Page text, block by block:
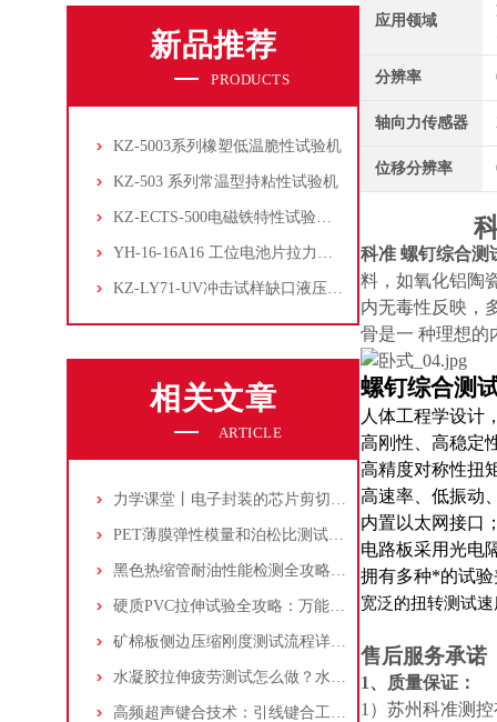
新品推荐
PRODUCTS
KZ-5003系列橡塑低温脆性试验机
KZ-503 系列常温型持粘性试验机
KZ-ECTS-500电磁铁特性试验系统
YH-16-16A16 工位电池片拉力试验机
KZ-LY71-UV冲击试样缺口液压拉床
相关文章
ARTICLE
力学课堂丨电子封装的芯片剪切测试方法及操作步骤
PET薄膜弹性模量和泊松比测试方法：电子万能试验机+视频引伸计，流程解析！
黑色热缩管耐油性能检测全攻略：万能拉力试验机实验方案
硬质PVC拉伸试验全攻略：万能材料试验机的使用与性能分析
矿棉板侧边压缩刚度测试流程详解：材料拉力测试机操作步骤解析!
水凝胶拉伸疲劳测试怎么做？水浴环境下循环拉伸方案详解
高频超声键合技术：引线键合工艺优化与质量检测方法
应用领域
分辨率
轴向力传感器
位移分辨率
科准 螺钉综合测
料，如氧化铝陶
内无毒性反映，
骨是一 种理想的
螺钉综合测
人体工程学设计
高刚性、高稳定
高精度对称性扭
高速率、低振动
内置以太网接口
电路板采用光电
拥有多种*的试
宽泛的扭转测试
售后服务承诺
1、质量保证：
1）苏州科准测